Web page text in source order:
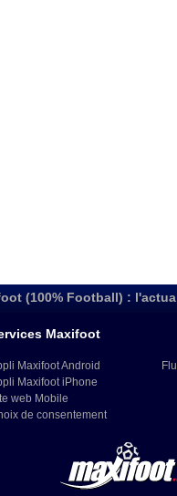
(100% Football) :
Maxifoot
Maxifoot Android
Maxifoot iPhone
web Mobile
de consentement